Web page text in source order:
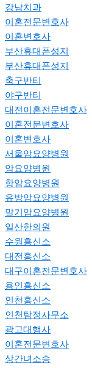
강남치과
이혼전문변호사
이혼변호사
부산휴대폰성지
부산휴대폰성지
축구반티
야구반티
대전이혼전문변호사
이혼전문변호사
이혼변호사
서울암요양병원
암요양병원
항암요양병원
유방암요양병원
말기암요양병원
일산한의원
수원흥신소
대전흥신소
대구이혼전문변호사
용인흥신소
인천흥신소
인천탐정사무소
광고대행사
이혼전문변호사
상간녀소송